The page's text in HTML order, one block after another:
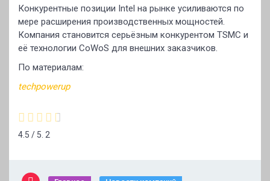
Конкурентные позиции Intel на рынке усиливаются по
мере расширения производственных мощностей.
Компания становится серьёзным конкурентом TSMC и
её технологии CoWoS для внешних заказчиков.
По материалам:
techpowerup
4.5 / 5. 2